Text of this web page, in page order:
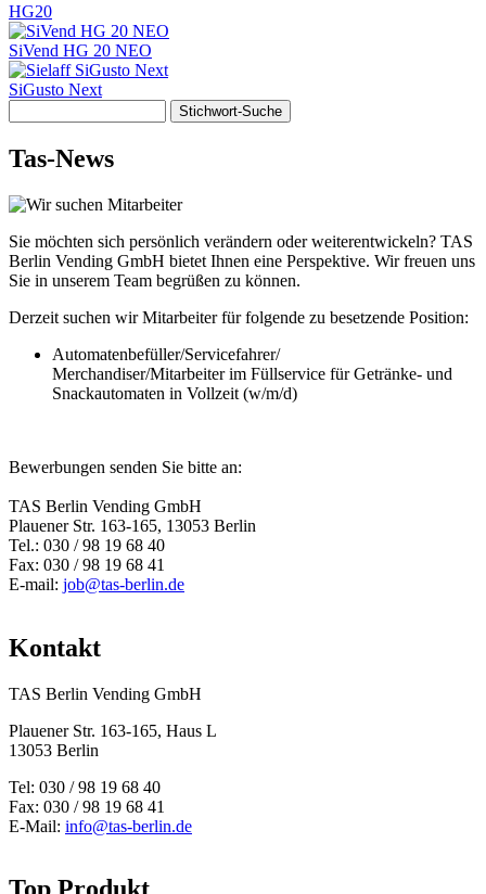
HG20
SiVend HG 20 NEO
SiGusto Next
Suche
Tas-News
Sie möchten sich persönlich verändern oder weiterentwickeln? TAS
Berlin Vending GmbH bietet Ihnen eine Perspektive. Wir freuen uns
Sie in unserem Team begrüßen zu können.
Derzeit suchen wir Mitarbeiter für folgende zu besetzende Position:
Automatenbefüller/Servicefahrer/
Merchandiser/Mitarbeiter im Füllservice für Getränke- und
Snackautomaten in Vollzeit (w/m/d)
Bewerbungen senden Sie bitte an:
TAS Berlin Vending GmbH
Plauener Str. 163-165, 13053 Berlin
Tel.: 030 / 98 19 68 40
Fax: 030 / 98 19 68 41
E-mail: job@tas-berlin.de
Kontakt
TAS Berlin Vending GmbH
Plauener Str. 163-165, Haus L
13053 Berlin
Tel: 030 / 98 19 68 40
Fax: 030 / 98 19 68 41
E-Mail: info@tas-berlin.de